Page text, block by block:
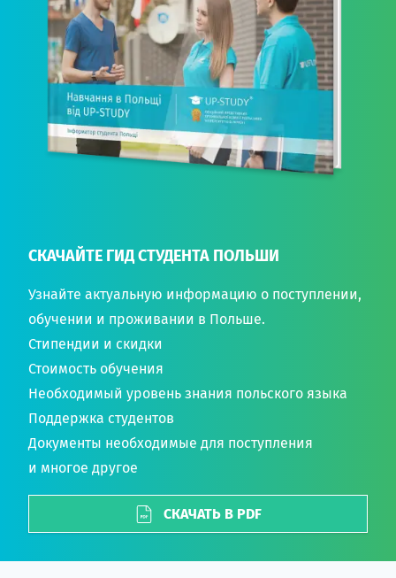
СКАЧАЙТЕ ГИД СТУДЕНТА ПОЛЬШИ
Узнайте актуальную информацию о поступлении,
обучении и проживании в Польше.
Стипендии и скидки
Стоимость обучения
Необходимый уровень знания польского языка
Поддержка студентов
Документы необходимые для поступления
и многое другое
СКАЧАТЬ В PDF